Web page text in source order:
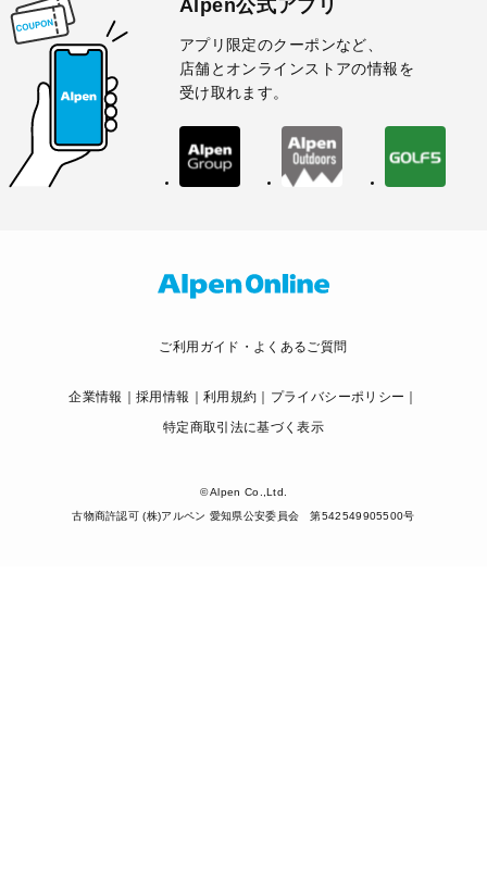
Alpen公式アプリ
アプリ限定のクーポンなど、
店舗とオンラインストアの情報を
受け取れます。
ご利用ガイド・よくあるご質問
企業情報 採用情報 利用規約
プライバシーポリシー
特定商取引法に基づく表示
© Alpen Co.,Ltd.
古物商許認可 (株)アルペン 愛知県公安委員会 第542549905500号